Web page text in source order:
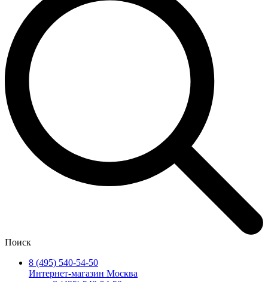
Поиск
8 (495) 540-54-50
Интернет-магазин Москва